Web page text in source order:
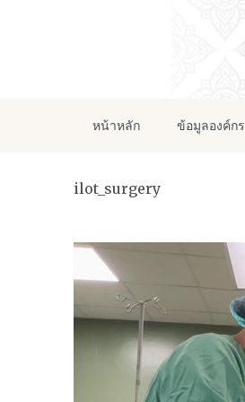
หน้าหลัก ข้อมูลองค์กร
ilot_surgery